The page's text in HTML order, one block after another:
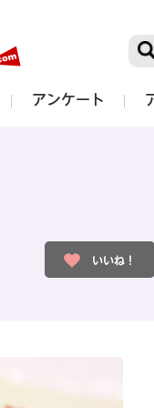
アンケート
いいね！